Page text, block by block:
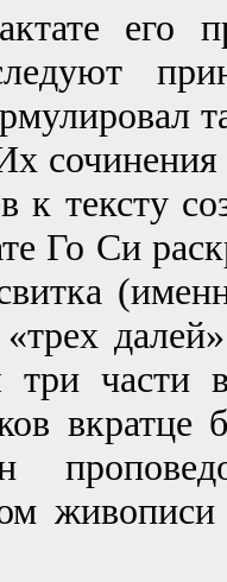
его
сочинения
к тексту
Го Си
три части